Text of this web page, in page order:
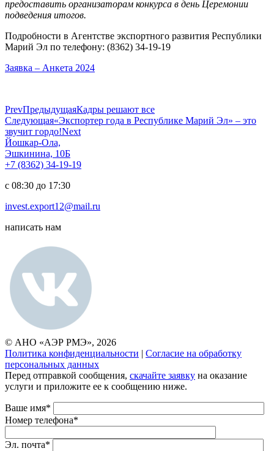
предоставить организаторам конкурса в день Церемонии
подведения итогов.
Подробности в Агентстве экспортного развития Республики
Марий Эл по телефону: (8362) 34-19-19
Заявка – Анкета 2024
PrevПредыдущаяКадры решают все
Следующая«Экспортер года в Республике Марий Эл» – это
звучит гордо!Next
Йошкар-Ола,
Эшкинина, 10Б
+7 (8362) 34-19-19
с 08:30 до 17:30
invest.export12@mail.ru
написать нам
© АНО «АЭР РМЭ», 2026
Политика конфиденциальности | Согласие на обработку
персональных данных
Перед отправкой сообщения, скачайте заявку на оказание
услуги и приложите ее к сообщению ниже.
Ваше имя*
Номер телефона*
Эл. почта*